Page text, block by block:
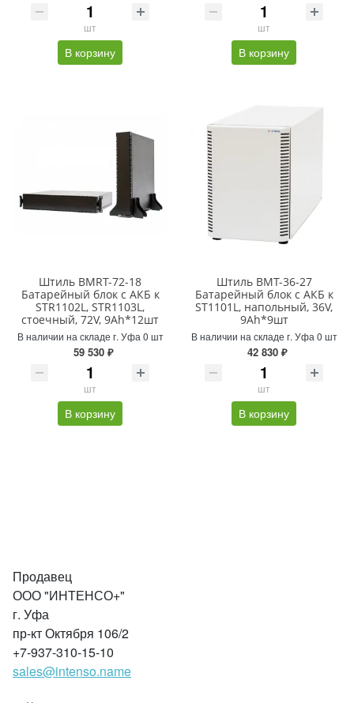
шт
В корзину
шт
В корзину
Штиль BMRT-72-18
Батарейный блок с АКБ к
STR1102L, STR1103L,
стоечный, 72V, 9Ah*12шт
В наличии на складе г. Уфа 0 шт
59 530 ₽
шт
В корзину
Штиль BMT-36-27
Батарейный блок с АКБ к
ST1101L, напольный, 36V,
9Ah*9шт
В наличии на складе г. Уфа 0 шт
42 830 ₽
шт
В корзину
Продавец
ООО "ИНТЕНСО+"
г. Уфа
пр-кт Октября 106/2
+7-937-310-15-10
sales@intenso.name